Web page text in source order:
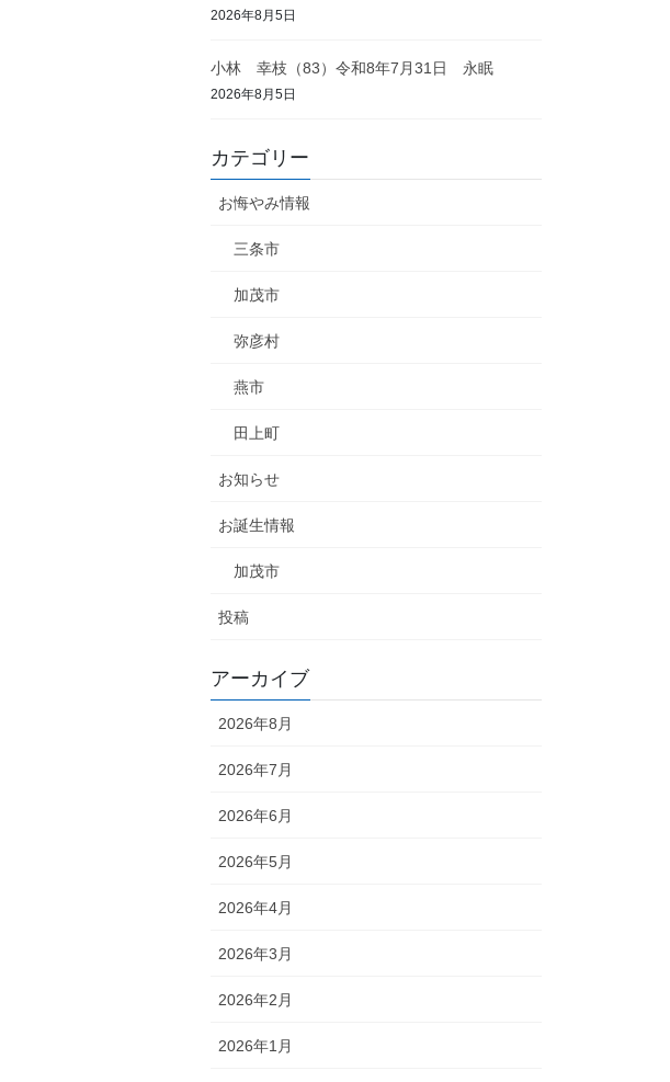
2026年8月5日
小林 幸枝（83）令和8年7月31日 永眠
2026年8月5日
カテゴリー
お悔やみ情報
三条市
加茂市
弥彦村
燕市
田上町
お知らせ
お誕生情報
加茂市
投稿
アーカイブ
2026年8月
2026年7月
2026年6月
2026年5月
2026年4月
2026年3月
2026年2月
2026年1月